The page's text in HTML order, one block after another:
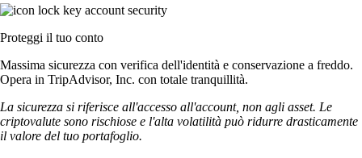
Proteggi il tuo conto
Massima sicurezza con verifica dell'identità e conservazione a freddo.
Opera in TripAdvisor, Inc. con totale tranquillità.
La sicurezza si riferisce all'accesso all'account, non agli asset. Le
criptovalute sono rischiose e l'alta volatilità può ridurre drasticamente
il valore del tuo portafoglio.